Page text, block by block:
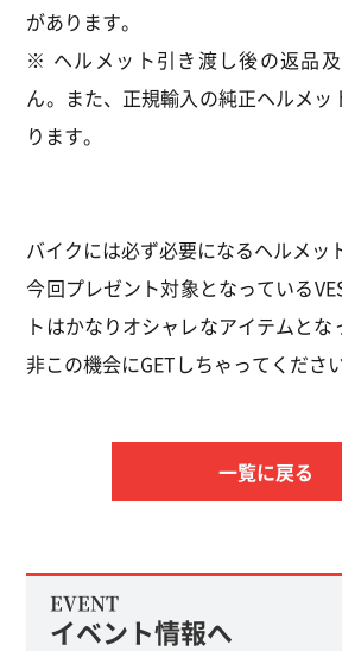
があります。
※ ヘルメット引き渡し後の返品
ん。また、正規輸入の純正ヘルメッ
ります。
バイクには必ず必要になるヘルメッ
今回プレゼント対象となっている
トはかなりオシャレなアイテムと
非この機会にGETしちゃってくださ
一覧に戻る
EVENT
イベント情報へ